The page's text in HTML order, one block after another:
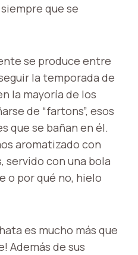
que se
se produce entre
la temporada de
la mayoría de los
de “fartons”, esos
que se bañan en él.
aromatizado con
servido con una bola
o por qué no, hielo
es mucho más que
Además de sus